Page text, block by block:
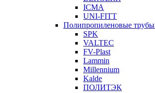
ICMA
UNI-FITT
Полипропиленовые трубы
SPK
VALTEC
FV-Plast
Lammin
Millennium
Kalde
ПОЛИТЭК